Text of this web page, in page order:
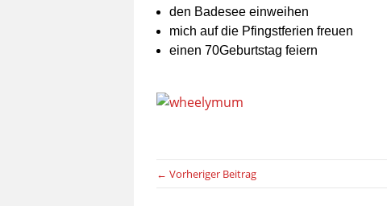
den Badesee einweihen
mich auf die Pfingstferien freuen
einen 70Geburtstag feiern
← Vorheriger Beitrag